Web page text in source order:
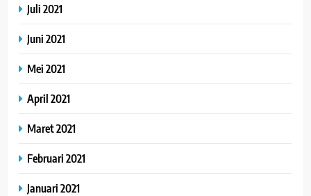
Juli 2021
Juni 2021
Mei 2021
April 2021
Maret 2021
Februari 2021
Januari 2021